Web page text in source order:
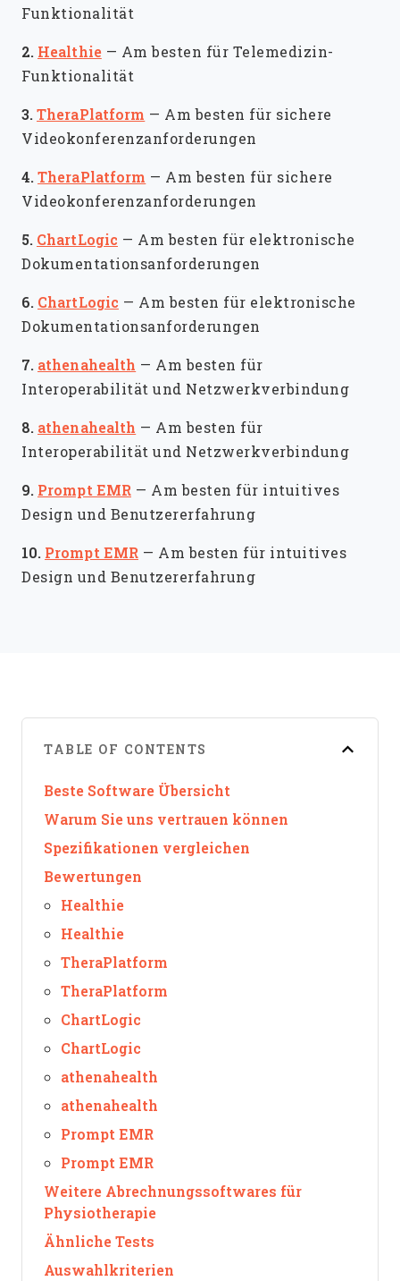
Funktionalität
2. Healthie — Am besten für Telemedizin-
Funktionalität
3.TheraPlatform — Am besten für sichere
Videokonferenzanforderungen
4.TheraPlatform — Am besten für sichere
Videokonferenzanforderungen
5. ChartLogic — Am besten für elektronische
Dokumentationsanforderungen
6. ChartLogic — Am besten für elektronische
Dokumentationsanforderungen
7. athenahealth — Am besten für
Interoperabilität und Netzwerkverbindung
8. athenahealth — Am besten für
Interoperabilität und Netzwerkverbindung
9. Prompt EMR — Am besten für intuitives
Design und Benutzererfahrung
10. Prompt EMR — Am besten für intuitives
Design und Benutzererfahrung
TABLE OF CONTENTS
Beste Software Übersicht
Warum Sie uns vertrauen können
Spezifikationen vergleichen
Bewertungen
Healthie
Healthie
TheraPlatform
TheraPlatform
ChartLogic
ChartLogic
athenahealth
athenahealth
Prompt EMR
Prompt EMR
Weitere Abrechnungssoftwares für
Physiotherapie
Ähnliche Tests
Auswahlkriterien